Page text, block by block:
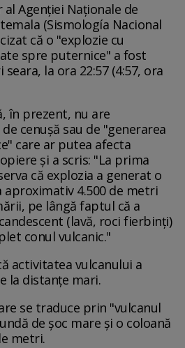
Agenției Naționale de
(Sismología Nacional
că o "explozie cu
spre puternice" a fost
la ora 22:57 (4:57, ora
în prezent, nu are
cenușă sau de "generarea
care ar putea afecta
și a scris: "La prima
că explozia a generat o
aproximativ 4.500 de metri
pe lângă faptul că a
(lavă, roci fierbinți)
conul vulcanic."
activitatea vulcanului a
la distanțe mari.
se traduce prin "vulcanul
de șoc mare și o coloană
metri.